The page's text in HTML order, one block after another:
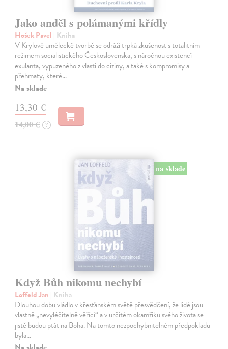
Jako anděl s polámanými křídly
Hošek Pavel | Kniha
V Krylově umělecké tvorbě se odráží trpká zkušenost s totalitním
režimem socialistického Československa, s náročnou existencí
exulanta, vypuzeného z vlasti do ciziny, a také s kompromisy a
přehmaty, které…
Na sklade
13,30 €
14,00 € ?
na sklade
Když Bůh nikomu nechybí
Loffeld Jan | Kniha
Dlouhou dobu vládlo v křesťanském světě přesvědčení, že lidé jsou
vlastně „nevyléčitelně věřící“ a v určitém okamžiku svého života se
jistě budou ptát na Boha. Na tomto nezpochybnitelném předpokladu
byla…